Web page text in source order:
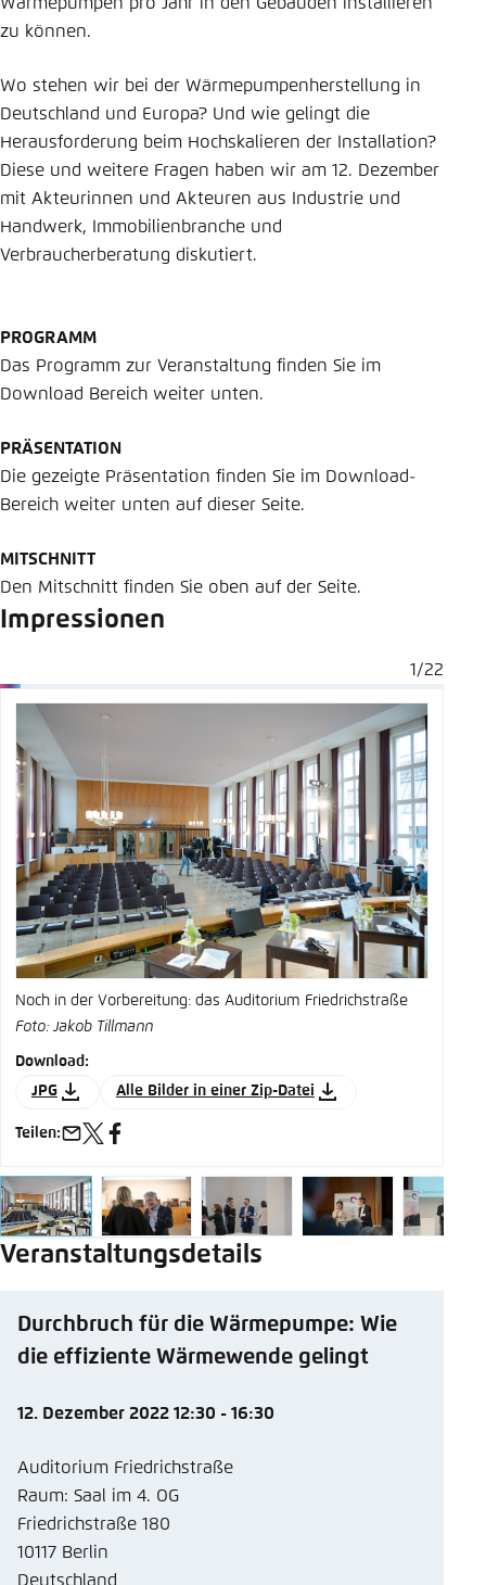
zu können.
Wo stehen wir bei der Wärmepumpenherstellung in
Deutschland und Europa? Und wie gelingt die
Herausforderung beim Hochskalieren der Installation?
Diese und weitere Fragen haben wir am 12. Dezember
mit Akteurinnen und Akteuren aus Industrie und
Handwerk, Immobilienbranche und
Verbraucherberatung diskutiert.
PROGRAMM
Das Programm zur Veranstaltung finden Sie im
Download Bereich weiter unten.
PRÄSENTATION
Die gezeigte Präsentation finden Sie im Download-
Bereich weiter unten auf dieser Seite.
MITSCHNITT
Den Mitschnitt finden Sie oben auf der Seite.
Impressionen
1/22
Noch in der Vorbereitung: das Auditorium Friedrichstraße
Foto: Jakob Tillmann
Download:
JPG
Alle Bilder in einer Zip-Datei
Teilen:
e- x facebook
Veranstaltungsdetails
Durchbruch für die Wärmepumpe: Wie
die effiziente Wärmewende gelingt
12. Dezember 2022 12:30 - 16:30
Auditorium Friedrichstraße
Raum: Saal im 4. OG
Friedrichstraße 180
10117 Berlin
Deutschland